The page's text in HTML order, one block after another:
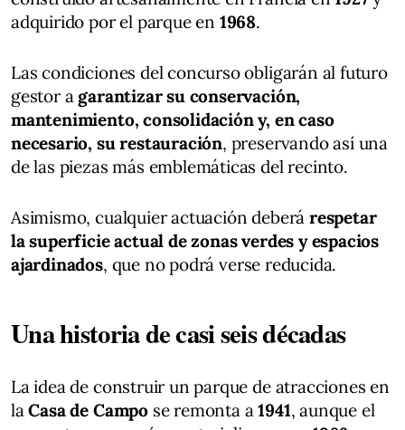
adquirido por el parque en 1968.
Las condiciones del concurso obligarán al futuro
gestor a garantizar su conservación,
mantenimiento, consolidación y, en caso
necesario, su restauración, preservando así una
de las piezas más emblemáticas del recinto.
Asimismo, cualquier actuación deberá respetar
la superficie actual de zonas verdes y espacios
ajardinados, que no podrá verse reducida.
Una historia de casi seis décadas
La idea de construir un parque de atracciones en
laCasa de Campose remonta a1941, aunque el